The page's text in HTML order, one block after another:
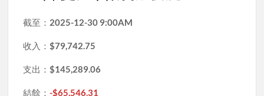
截至： 2025-12-30 9:00AM
收入：$79,742.75
支出：$145,289.06
結餘：-$65,546.31